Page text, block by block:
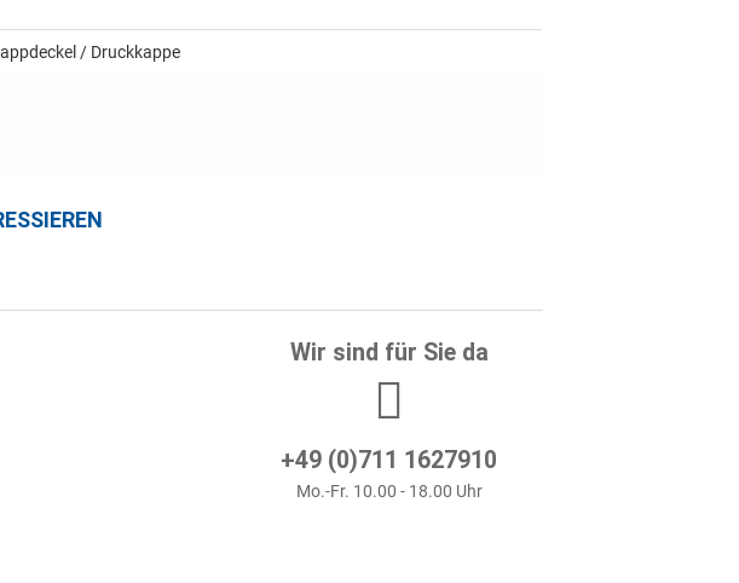
/ Druckkappe
Wir sind für Sie da
+49 (0)711 1627910
Mo.-Fr. 10.00 - 18.00 Uhr